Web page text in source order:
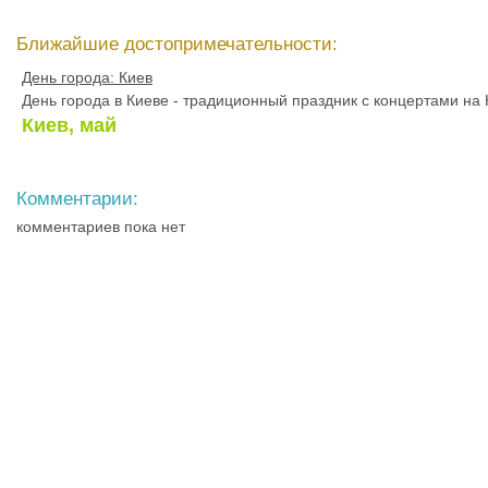
Ближайшие достопримечательности:
День города: Киев
День города в Киеве - традиционный праздник с концертами на
Киев, май
Комментарии:
комментариев пока нет